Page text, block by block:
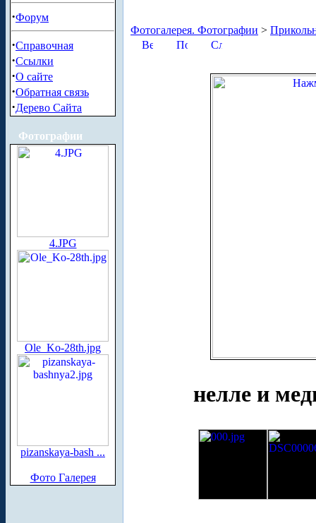
·Форум
·Справочная
·Ссылки
·О сайте
·Обратная связь
·Дерево Сайта
Фотографии
4.JPG
Ole_Ko-28th.jpg
pizanskaya-bash ...
Фото Галерея
Фотогалерея. Фотографии >
нелле и